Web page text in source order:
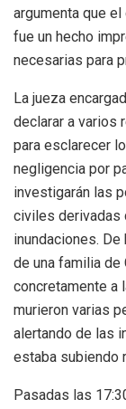
argumenta que
fue un hecho
necesarias para
La jueza
declarar a varios
para esclarecer
negligencia por
investigarán las
civiles derivadas
inundaciones.
de una familia de
concretamente a
murieron varias
alertando de las
estaba subiendo
Pasadas las